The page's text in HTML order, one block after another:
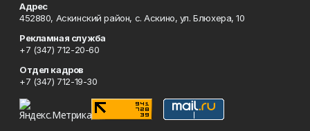
Адрес
452880, Аскинский район, с. Аскино, ул. Блюхера, 10
Рекламная служба
+7 (347) 712-20-60
Отдел кадров
+7 (347) 712-19-30